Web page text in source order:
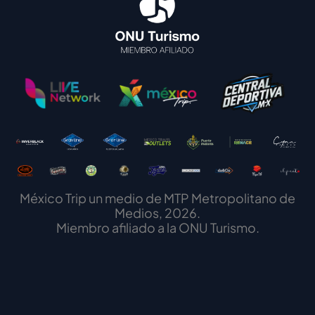
México Trip un medio de MTP Metropolitano de
Medios, 2026.
Miembro afiliado a la ONU Turismo.